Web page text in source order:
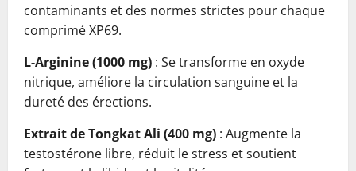
contaminants et des normes strictes pour chaque
comprimé XP69.
L-Arginine (1000 mg) : Se transforme en oxyde
nitrique, améliore la circulation sanguine et la
dureté des érections.
Extrait de Tongkat Ali (400 mg) : Augmente la
testostérone libre, réduit le stress et soutient